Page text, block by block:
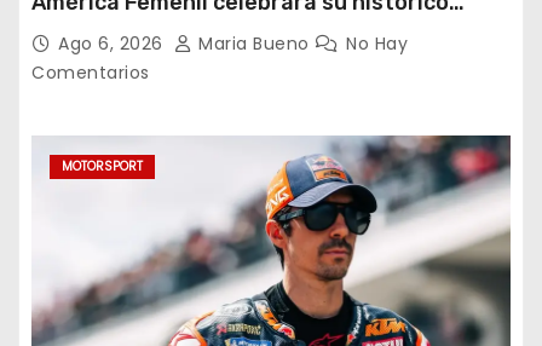
triplete con una auténtica fiesta ante Cruz
Azul
Ago 6, 2026 Maria Bueno
No Hay
Comentarios
MOTORSPORT